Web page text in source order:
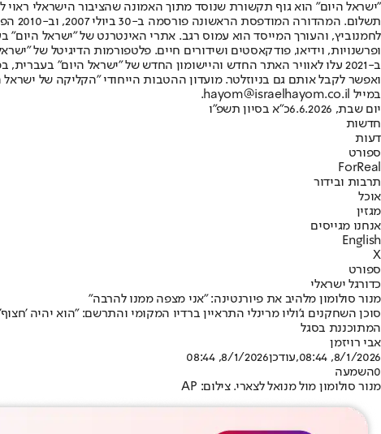
"ישראל היום" הוא גוף תקשורת שנוסד מתוך האמונה שהציבור הישראלי ראוי
ופרשנויות, וידיאו, פודקאסטים ושידורים חיים. פלטפורמות הדיגיטל של
ב-2021 עלו לאוויר האתר החדש והיישומון החדש של "ישראל היום"
ואפשר לקבל אותם גם בניוזלטר. מועדון ההטבות הייחודי "הקליקה של
במייל hayom@israelhayom.co.il.
יום שבת, 6.6.2026
כ"א בסיון תשפ"ו
חדשות
דעות
ספורט
ForReal
תרבות ובידור
אוכל
מגזין
אנחנו מגייסים
English
X
ספורט
כדורגל ישראלי
מנור סולומון מלהיב את פיורנטינה: "אני מצפה ממנו להרבה"
המתוכננת בסגל
אבי רויזמן
8/1/2026, 08:44
,עודכן8/1/2026, 08:44
0השמעה
מנור סולומון מול מנואל לצארי. צילום: AP